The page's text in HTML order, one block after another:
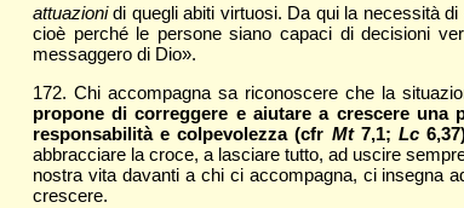
attuazionidi quegli abiti virtuosi. Da qui la necessità
cioè perché le persone siano capaci di decisioni
messaggero di Dio».
172. Chi accompagna sa riconoscere che la
propone di correggere e aiutare a crescere
responsabilità e colpevolezza (cfr Mt7,1; Lc
abbracciare la croce, a lasciare tutto, ad uscire
nostra vita davanti a chi ci accompagna, ci insegna
crescere.